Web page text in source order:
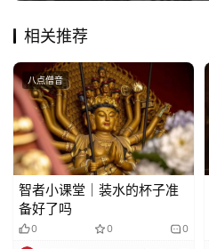
术
政
策
法
规
免
责
声
相关推荐
八点僧音
智者小课堂｜装水的杯子准
备好了吗
0 0 0